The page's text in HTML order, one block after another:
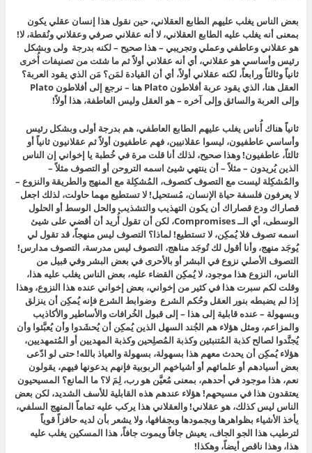
بعض الناس يغلب عليهم الطابع العقلاني، حين نقول هذا إنسان عقلي يكون
بمعنى أنه يغلب عليه الطابع العقلاني، لا أنه عقلاني صرفي وعقلاني ونُقطة، لا!
هو عقلاني وعاطفي وعملي وتجريبي – هذا صحيح – لكنه بدرجة ولى وبشكل
رئيس وأساسي هو عقلاني، أي أنه عقلاني أولاً ثم ما شئت من تصنيفات أُخرى
ثانياً وثالثاً ورابعاً، لكنه عقلاني أولاً، أي أن القيادة لمَن؟ مَن الذي يقود العربة؟
العقل هنا، الذي يقود عربة أفلاطون Plato هنا – نرجع إلى أفلاطون Plato
وإلى العربة والسائق وإلى آخره – هو العقل وليس العاطفة، هذا أولاً!
ثانياً هناك أُناس يغلب عليهم الطابع العاطفي، هم بدرجة أولى وبشكل رئيس
وأساسي عاطفيون، ليسوا عقلانيين، فهم عاطفيون أولاً ثم عقلانيون ثانياً أو
ثالثاً، عاطفيون! وهذا صحيح، لذلك أنا قلت مرة في خُطبة يا إخواني إن الناس
الذين يُريدون – مثلاً – أن ينتهي شيئ اسمه التروحن أو التصوف مثلاً –
والمُشكِلة ليست مع التصوف كتصوف، المُشكِلة مع المنهج والطريقة والنزوع –
لا يعرفون فلسفة حياة الإنسان، مُستحيل! لا تستطيع مهما حاولت، لذلك اجعل
قصاراك ودع قصاراك أن يكون التهذيب والتشذيب والحل الوسط أو الحلول
الوسطى، أي الــ Compromises، لكن أن تقول أُريد أن أقضي على شيئ
اسمه تصوف فلا يُمكِن، لا تستطيع! لماذا؟ التصوف ليس منهجاً، قد تقول لي
يُوجَد منهج، وأنا أقول لك تُوجَد مناهج، التصوف ليس مدرسة، التصوف مدارس!
التصوف الأصلي نزوع في البشر أو بالأحرى في بعض البشر وفي قبيل من
الناس، النزوع هذا موجود، لا يُمكِن القضاء عليه، بعض الناس يغلب عليه هذا،
وقلت لكم سبرت هذا في كثير من إخواني، بعض إخواني عنده هذا النزوع، وهذا
إذا لم يضبطه بنور العقل وحُكم الشرع وضوابط الشرع فإنه يُمكِن أن ينزلق
وبسهولة – عنده قابلية إلى هذا – إلى قبول الخُرافات والأساطير والأكاذيب
والمزاعم، ومثل هؤلاء هم الجُند السهل الذين يُمكِن أن يُحشَدوا وأن يُعبَّئوا وأن
يُجنَّدوا لصالح كذبة المُتنبئين وكذبة المُصلِحين وكذبة المهديين أو المُتمهديين،
هؤلاء يُمكِن أن يحدث معهم هذا بسهولة، بسهولة والعياذ بالله! حتى لو ادّعى
بعض أسيادهم أو علمائهم أو أشياخهم الربوبية فإنهم يدعونها فيهم، يقولون
نعم، هذا موجود في أحدهم، بمعنى مُعيَّن هو رب، لِمَ لا؟ ما المانع؟ المسيحيون
يعتقدون هذا في مسيحهم! هؤلاء عندهم هذه القابلية للأسف الشديد، لكن بعض
الناس ليس كذلك، هو عقلاني! والعقلاني هذا يركب عليه تماماً المنهج السلفي،
يأخذ الأشياء بظواهرها وبجمودها وبجفافها، ولا يشعر بأن لديه حافزاً قوياً
لترطيب هذا الجو الجاف، يعيش جافاً ويموت جافاً، هذا المسكين يغلب عليه
هذا، وهذا ناقص أيضاً، وهكذا!